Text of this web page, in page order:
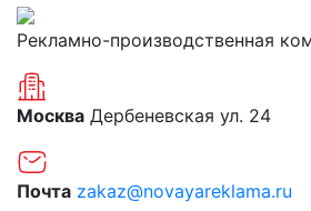
Рекламно-производственная
Москва Дербеневская ул. 24
Почта zakaz@novayareklama.ru